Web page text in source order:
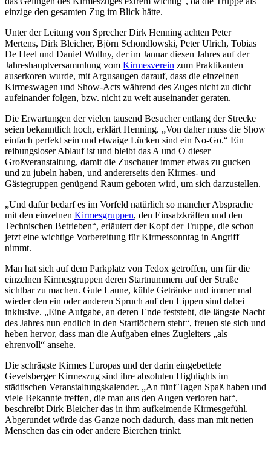
einzige den gesamten Zug im Blick hätte.
Unter der Leitung von Sprecher Dirk Henning achten Peter
Mertens, Dirk Bleicher, Björn Schondlowski, Peter Ulrich, Tobias
De Heel und Daniel Wollny, der im Januar diesen Jahres auf der
Jahreshauptversammlung vom Kirmesverein zum Praktikanten
auserkoren wurde, mit Argusaugen darauf, dass die einzelnen
Kirmeswagen und Show-Acts während des Zuges nicht zu dicht
aufeinander folgen, bzw. nicht zu weit auseinander geraten.
Die Erwartungen der vielen tausend Besucher entlang der Strecke
seien bekanntlich hoch, erklärt Henning. „Von daher muss die Show
einfach perfekt sein und etwaige Lücken sind ein No-Go.“ Ein
reibungsloser Ablauf ist und bleibt das A und O dieser
Großveranstaltung, damit die Zuschauer immer etwas zu gucken
und zu jubeln haben, und andererseits den Kirmes- und
Gästegruppen genügend Raum geboten wird, um sich darzustellen.
„Und dafür bedarf es im Vorfeld natürlich so mancher Absprache
mit den einzelnen Kirmesgruppen, den Einsatzkräften und den
Technischen Betrieben“, erläutert der Kopf der Truppe, die schon
jetzt eine wichtige Vorbereitung für Kirmessonntag in Angriff
nimmt.
Man hat sich auf dem Parkplatz von Tedox getroffen, um für die
einzelnen Kirmesgruppen deren Startnummern auf der Straße
sichtbar zu machen. Gute Laune, kühle Getränke und immer mal
wieder den ein oder anderen Spruch auf den Lippen sind dabei
inklusive. „Eine Aufgabe, an deren Ende feststeht, die längste Nacht
des Jahres nun endlich in den Startlöchern steht“, freuen sie sich und
heben hervor, dass man die Aufgaben eines Zugleiters „als
ehrenvoll“ ansehe.
Die schrägste Kirmes Europas und der darin eingebettete
Gevelsberger Kirmeszug sind ihre absoluten Highlights im
städtischen Veranstaltungskalender. „An fünf Tagen Spaß haben und
viele Bekannte treffen, die man aus den Augen verloren hat“,
beschreibt Dirk Bleicher das in ihm aufkeimende Kirmesgefühl.
Abgerundet würde das Ganze noch dadurch, dass man mit netten
Menschen das ein oder andere Bierchen trinkt.